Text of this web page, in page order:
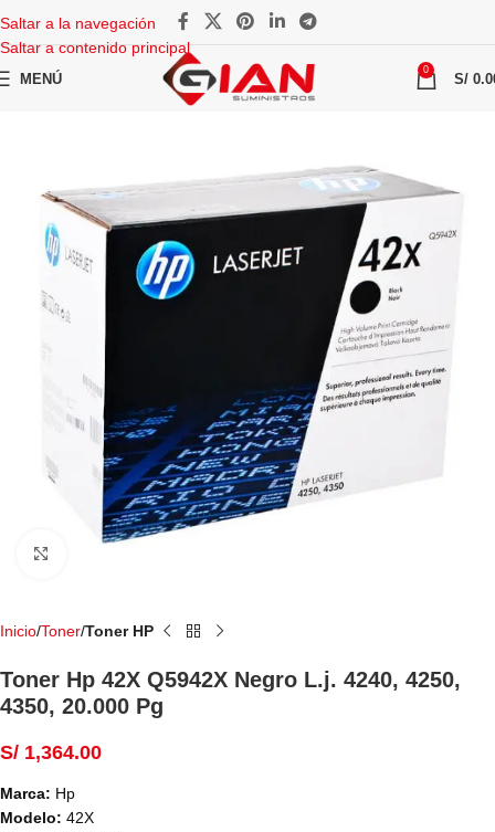
Saltar a la navegación
Saltar a contenido principal
MENÚ
0
S/
Inicio Toner Toner HP
Toner Hp 42X Q5942X Negro L.j. 4240, 4250,
4350, 20.000 Pg
S/ 1,364.00
Marca: Hp
Modelo: 42X